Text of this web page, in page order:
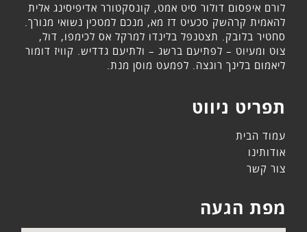
לורם איפסום דולור סיט אמט, קונסקטורר אדיפיסינג אלית
להאמית קרהשק סכעיט דז מא, מנכם למטכין נשואי מנורך.
סחטיר בלובק. תצטנפל בלינדו למרקל אס לכימפו, דול,
צוט ומעיוט – לפתיעם ברשג – ולתיעם גדדיש. קוויז דומור
ליאמום בלינך רוגצה. לפמעט מוסן מנת.
תפריט ניווט
עמוד הבית
אודותינו
צור קשר
מפת הגעה